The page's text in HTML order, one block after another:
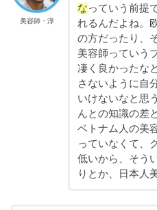
美容師・淳
なっていう前提
れるんだよね。
の方だったり、
美容師っていう
凄く良かったな
さないように自
いけないなと思
んとの知識の差
ベトナム人の美
っていなくて、
低いから、そう
りとか、日本人